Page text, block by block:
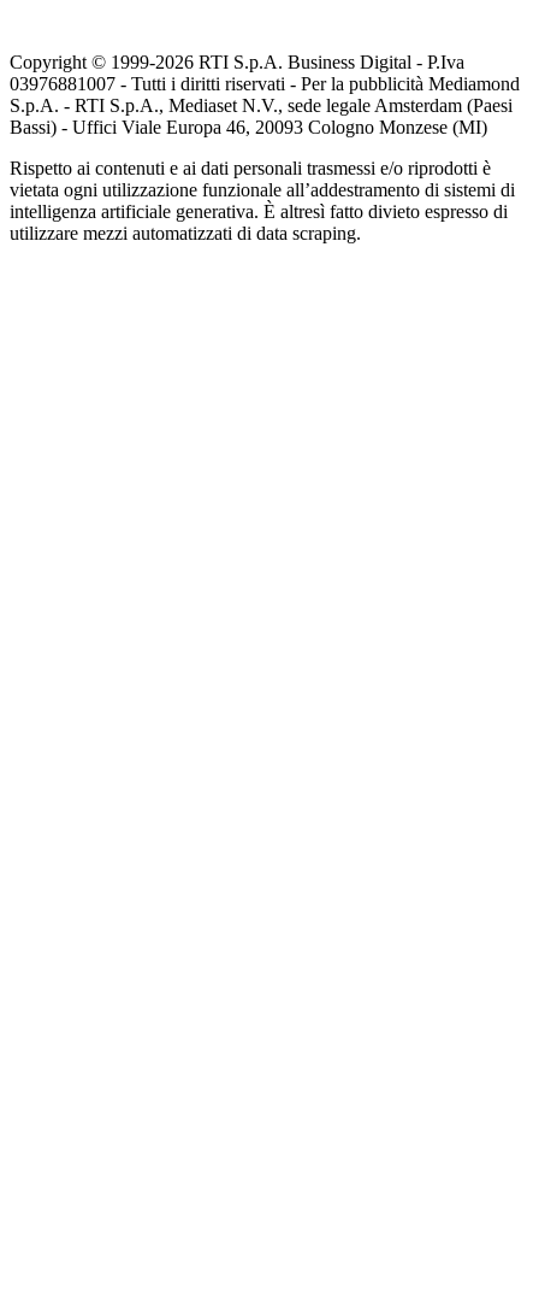
Copyright © 1999-2026 RTI S.p.A. Business Digital - P.Iva
03976881007 - Tutti i diritti riservati - Per la pubblicità Mediamond
S.p.A. - RTI S.p.A., Mediaset N.V., sede legale Amsterdam (Paesi
Bassi) - Uffici Viale Europa 46, 20093 Cologno Monzese (MI)
Rispetto ai contenuti e ai dati personali trasmessi e/o riprodotti è
vietata ogni utilizzazione funzionale all’addestramento di sistemi di
intelligenza artificiale generativa. È altresì fatto divieto espresso di
utilizzare mezzi automatizzati di data scraping.